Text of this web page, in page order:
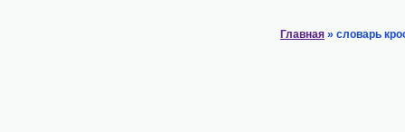
Главная » словарь